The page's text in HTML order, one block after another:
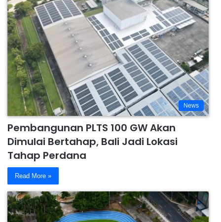
News
Pembangunan PLTS 100 GW Akan
Dimulai Bertahap, Bali Jadi Lokasi
Tahap Perdana
Read More »